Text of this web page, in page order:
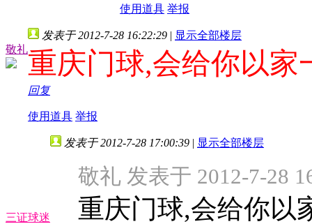
使用道具 举报
敬礼
发表于 2012-7-28 16:22:29 | 显示全部楼层
重庆门球,会给你以家
回复
使用道具 举报
三证球迷
发表于 2012-7-28 17:00:39 | 显示全部楼层
敬礼 发表于 2012-7-28
重庆门球,会给你以